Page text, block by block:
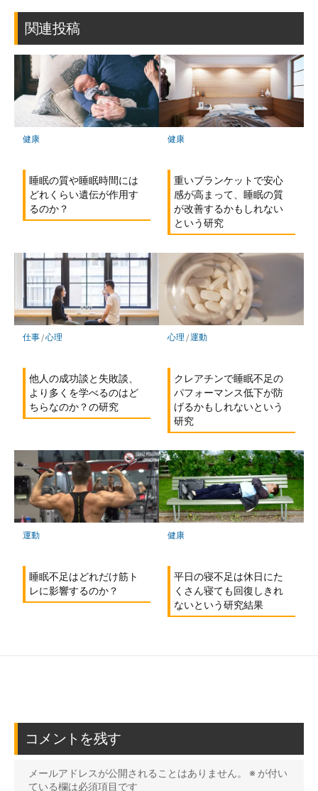
ク
ー
ク
に
保
存
関連投稿
健康
睡眠の質や睡眠時間には
どれくらい遺伝が作用す
るのか？
健康
重いブランケットで安心
感が高まって、睡眠の質
が改善するかもしれない
という研究
仕事/心理
他人の成功談と失敗談、
より多くを学べるのはど
ちらなのか？の研究
心理 /運動
クレアチンで睡眠不足の
パフォーマンス低下が防
げるかもしれないという
研究
運動
睡眠不足はどれだけ筋ト
レに影響するのか？
健康
平日の寝不足は休日にた
くさん寝ても回復しきれ
ないという研究結果
コメントを残す
メールアドレスが公開されることはありません。 ※ が付い
ている欄は必須項目です